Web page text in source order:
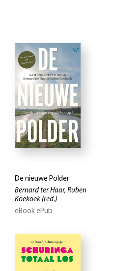
De nieuwe Polder
Bernard ter Haar, Ruben
Koekoek (red.)
eBook ePub